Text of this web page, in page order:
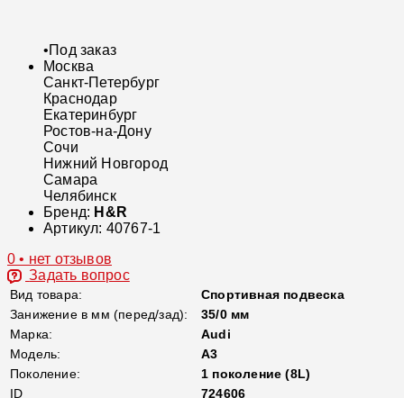
•Под заказ
Москва
Санкт-Петербург
Краснодар
Екатеринбург
Ростов-на-Дону
Сочи
Нижний Новгород
Самара
Челябинск
Бренд: H&R
Артикул: 40767-1
0 • нет отзывов
Задать вопрос
Вид товара:
Спортивная подвеска
Занижение в мм (перед/зад):
35/0 мм
Марка:
Audi
Модель:
A3
Поколение:
1 поколение (8L)
ID
724606